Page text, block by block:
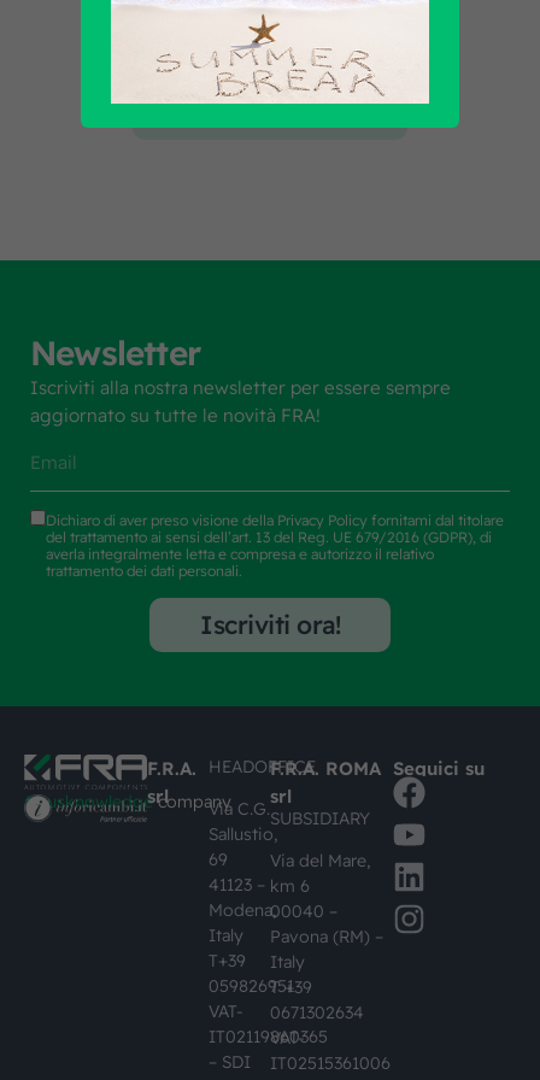
Scopri tutti i prodotti
Newsletter
Iscriviti alla nostra newsletter per essere sempre
aggiornato su tutte le novità FRA!
Dichiaro di aver preso visione della Privacy Policy fornitami dal titolare
del trattamento ai sensi dell’art. 13 del Reg. UE 679/2016 (GDPR), di
averla integralmente letta e compresa e autorizzo il relativo
trattamento dei dati personali.
Iscriviti ora!
#busknowledgecompany
F.R.A.
srl
HEADOFFICE
Via C.G.
Sallustio,
69
41123 –
Modena,
Italy
T+39
059826951
VAT-
IT02119860365
– SDI
F.R.A. ROMA
srl
SUBSIDIARY
Via del Mare,
km 6
00040 –
Pavona (RM) –
Italy
T +39
0671302634
VAT-
IT02515361006
Seguici su